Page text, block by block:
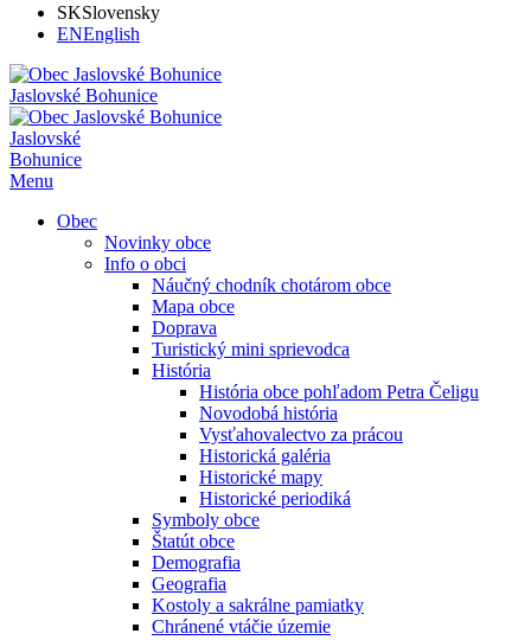
SKSlovensky
ENEnglish
Jaslovské Bohunice
Jaslovské
Bohunice
Menu
Obec
Novinky obce
Info o obci
Náučný chodník chotárom obce
Mapa obce
Doprava
Turistický mini sprievodca
História
História obce pohľadom Petra Čeligu
Novodobá história
Vysťahovalectvo za prácou
Historická galéria
Historické mapy
Historické periodiká
Symboly obce
Štatút obce
Demografia
Geografia
Kostoly a sakrálne pamiatky
Chránené vtáčie územie